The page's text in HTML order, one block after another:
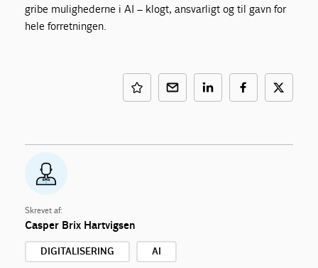
gribe mulighederne i AI – klogt, ansvarligt og til gavn for
hele forretningen.
Skrevet af:
Casper Brix Hartvigsen
DIGITALISERING AI